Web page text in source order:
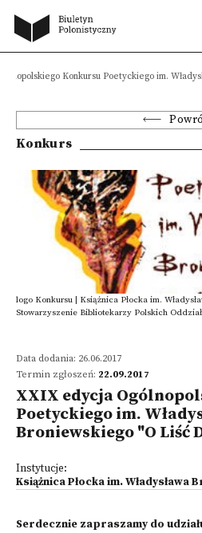
Konkursu Poetyckiego im.
Konkurs
logo Konkursu | Książnica Płocka im.
Stowarzyszenie Bibliotekarzy Polskich Oddział
Data dodania: 26.06.2017
Termin zgłoszeń: 22.09.2017
XXIX edycja
Poetyckiego im.
Broniewskiego "O Liść
Instytucje:
Książnica Płocka im. Władysława
Serdecznie zapraszamy do